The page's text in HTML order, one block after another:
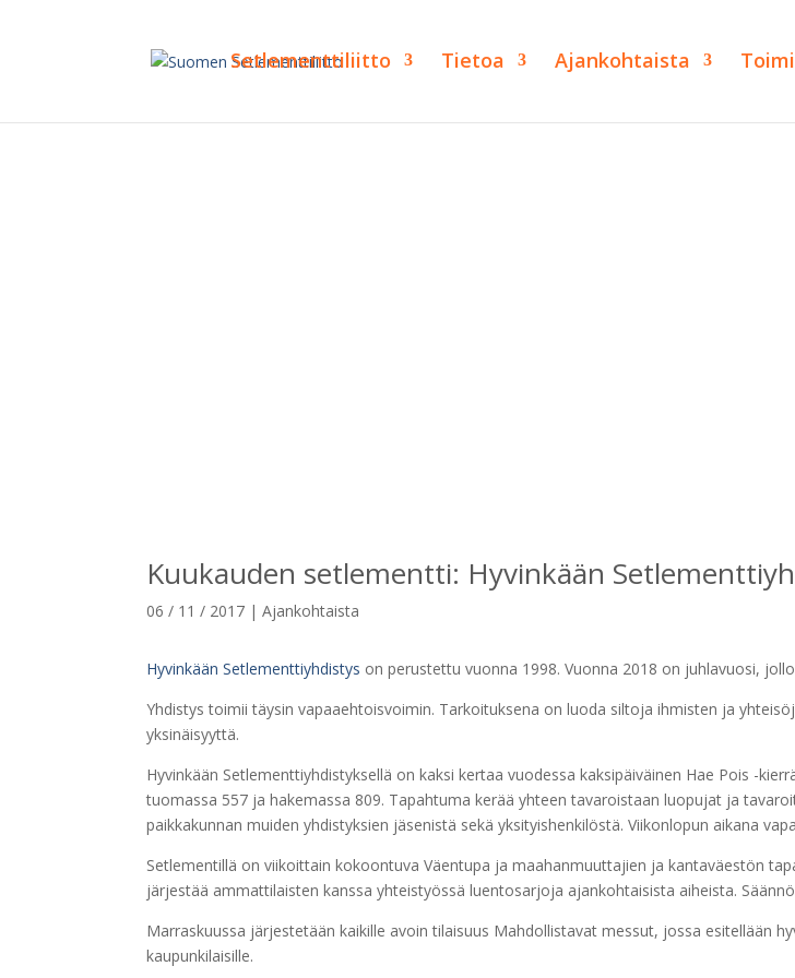
Setlementtiliitto Tietoa Ajankohtaista
Kuukauden setlementti: Hyvinkään
06 / 11 / 2017 |Ajankohtaista
Hyvinkään Setlementtiyhdistys on perustettu vuonna 1998. Vuonna 2018 on juhlavuosi,
Yhdistys toimii täysin vapaaehtoisvoimin. Tarkoituksena on luoda siltoja ihmisten ja
yksinäisyyttä.
Hyvinkään Setlementtiyhdistyksellä on kaksi kertaa vuodessa kaksipäiväinen Hae Pois -
tuomassa 557 ja hakemassa 809. Tapahtuma kerää yhteen tavaroistaan luopujat ja
paikkakunnan muiden yhdistyksien jäsenistä sekä yksityishenkilöstä. Viikonlopun aikana
Setlementillä on viikoittain kokoontuva Väentupa ja maahanmuuttajien ja kantaväestön
järjestää ammattilaisten kanssa yhteistyössä luentosarjoja ajankohtaisista aiheista.
Marraskuussa järjestetään kaikille avoin tilaisuus Mahdollistavat messut, jossa esitellään
kaupunkilaisille.